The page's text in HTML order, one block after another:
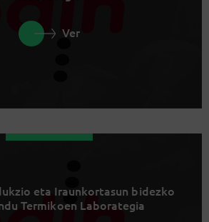
Ver
eta Iraunkortasun bidezko
Termikoen Laborategia